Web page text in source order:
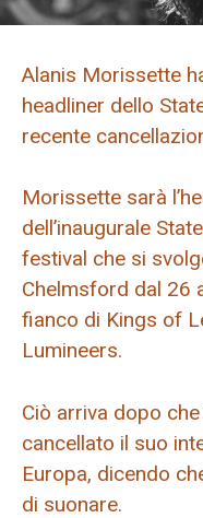
Alanis Morissette
headliner dello
recente
Morissette sarà
dell’inaugurale
festival che si
Chelmsford dal 26
fianco di Kings of
Lumineers.
Ciò arriva dopo
cancellato il suo
Europa, dicendo
di suonare.